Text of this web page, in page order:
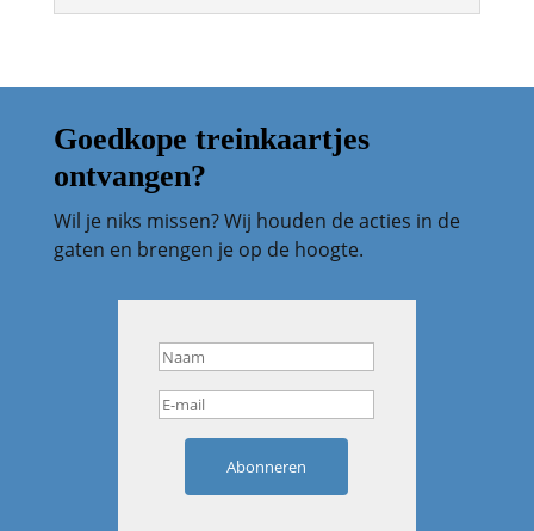
Goedkope treinkaartjes
ontvangen?
Wil je niks missen? Wij houden de acties in de
gaten en brengen je op de hoogte.
Abonneren